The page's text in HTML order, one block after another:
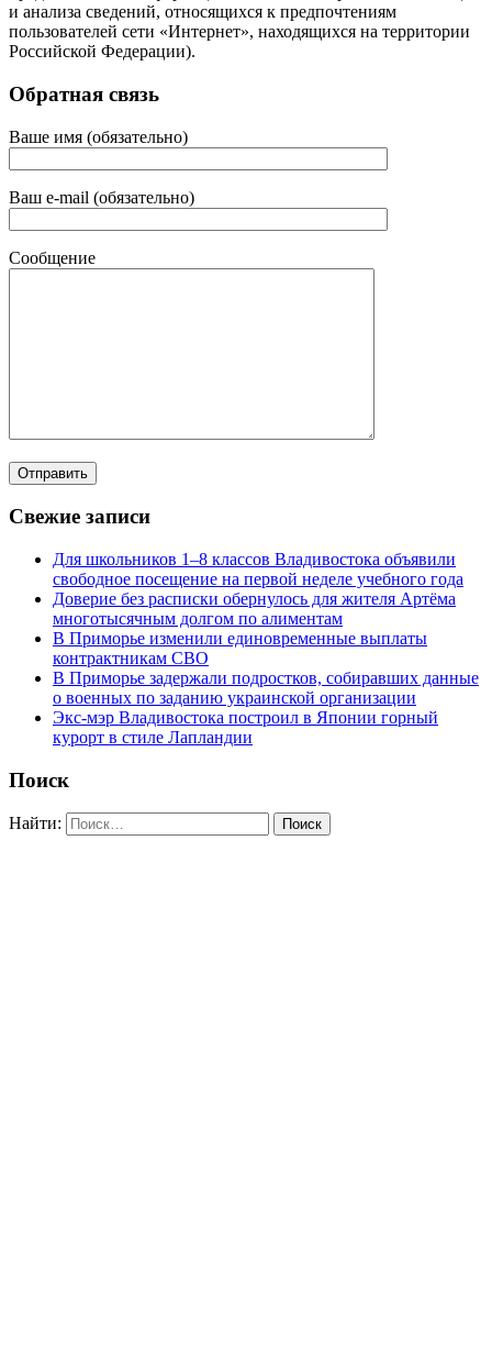
и анализа сведений, относящихся к предпочтениям
пользователей сети «Интернет», находящихся на территории
Российской Федерации).
Обратная связь
Ваше имя (обязательно)
Ваш e-mail (обязательно)
Сообщение
Свежие записи
Для школьников 1–8 классов Владивостока объявили
свободное посещение на первой неделе учебного года
Доверие без расписки обернулось для жителя Артёма
многотысячным долгом по алиментам
В Приморье изменили единовременные выплаты
контрактникам СВО
В Приморье задержали подростков, собиравших данные
о военных по заданию украинской организации
Экс-мэр Владивостока построил в Японии горный
курорт в стиле Лапландии
Поиск
Найти: